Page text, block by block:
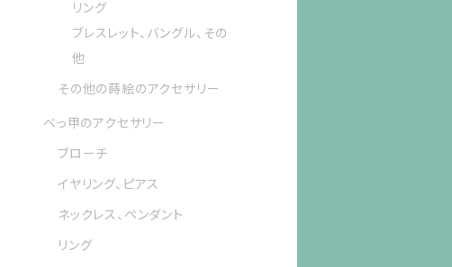
リング
ブレスレット、バングル、その
他
その他の蒔絵のアクセサリー
べっ甲のアクセサリー
ブローチ
イヤリング、ピアス
ネックレス、ペンダント
リング